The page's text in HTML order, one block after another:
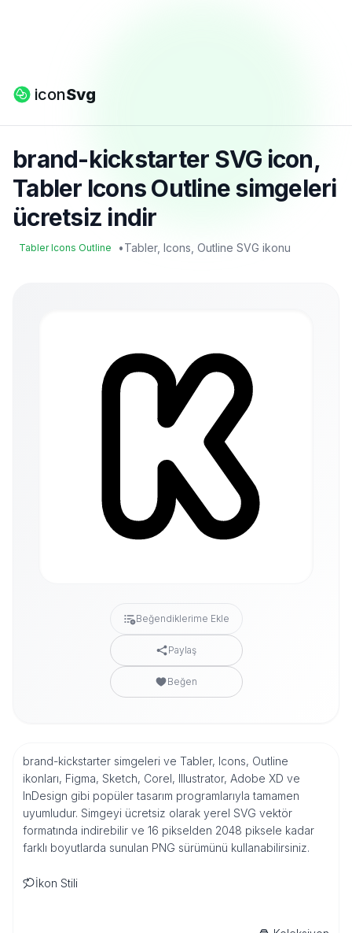
iconSvg
brand-kickstarter SVG icon,
Tabler Icons Outline simgeleri
ücretsiz indir
Tabler Icons Outline •Tabler, Icons, Outline SVG ikonu
Beğendiklerime Ekle
Paylaş
Beğen
brand-kickstarter simgeleri ve Tabler, Icons, Outline
ikonları, Figma, Sketch, Corel, Illustrator, Adobe XD ve
InDesign gibi popüler tasarım programlarıyla tamamen
uyumludur. Simgeyi ücretsiz olarak yerel SVG vektör
formatında indirebilir ve 16 pikselden 2048 piksele kadar
farklı boyutlarda sunulan PNG sürümünü kullanabilirsiniz.
İkon Stili